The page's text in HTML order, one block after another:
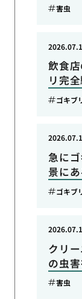
害虫
飲食
リ完
ゴキブ
急に
景に
ゴキブ
クリ
の虫
害虫